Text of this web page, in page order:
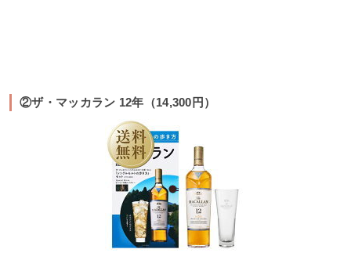
②ザ・マッカラン 12年（14,300円）